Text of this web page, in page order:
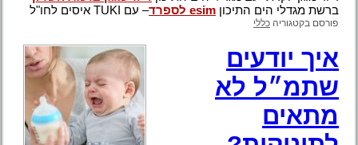
ברשת מגדלי הים התיכון esim לספרד – עם TUKI איסים לחו"ל
פורסם בקטגוריה כללי
איך יודעים
שתמ״ל לא
מתאים